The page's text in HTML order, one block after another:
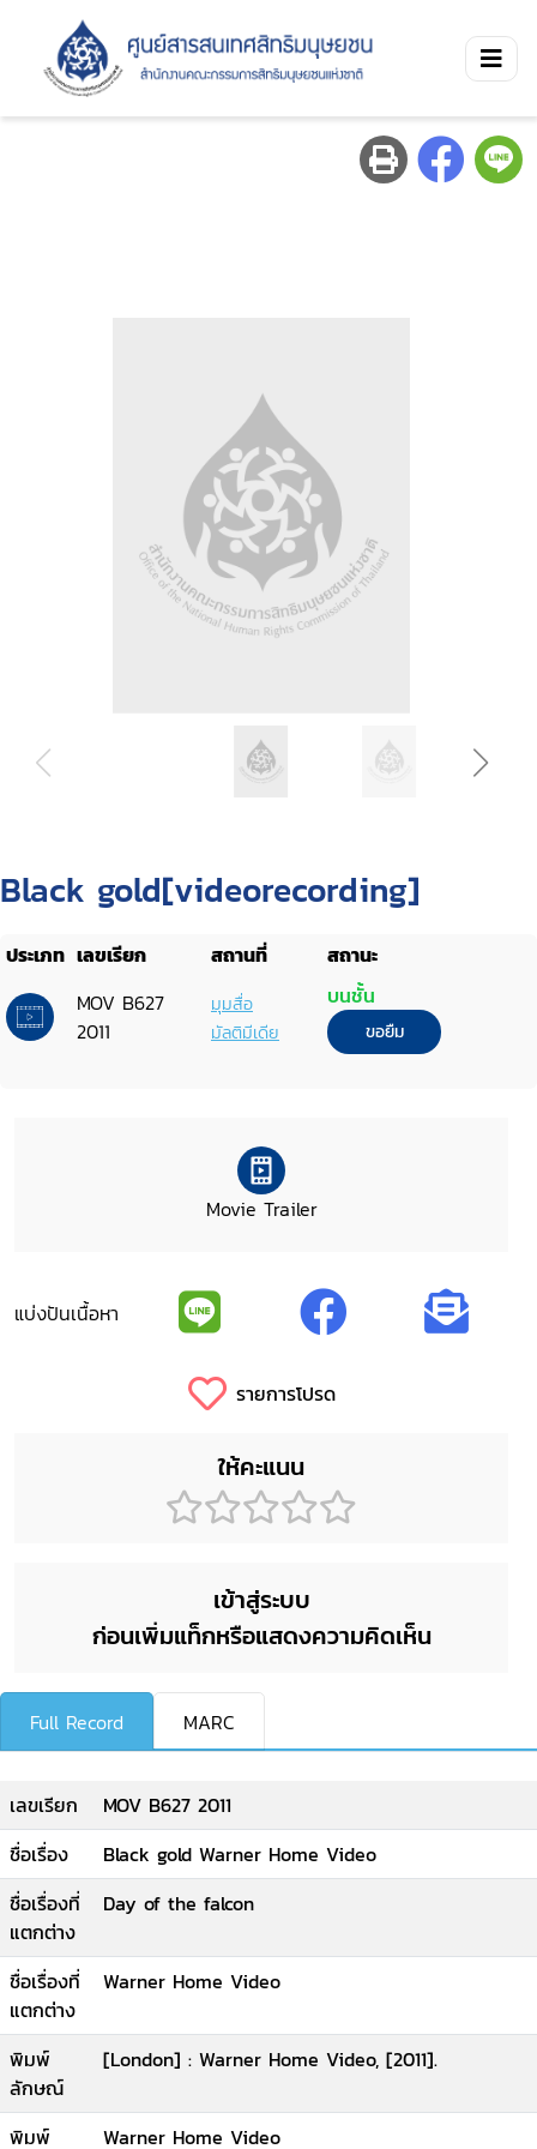
Black gold[videorecording]
ประเภท เลขเรียก สถานที่
สถานะ
MOV B627
2011
มุมสื่อ
มัลติมีเดีย
บนชั้น
ขอยืม
Movie Trailer
แบ่งปันเนื้อหา
รายการโปรด
ให้คะแนน
เข้าสู่ระบบ
ก่อนเพิ่มแท็กหรือแสดงความคิดเห็น
Full Record MARC
เลขเรียก
MOV B627 2011
ชื่อเรื่อง
Black gold Warner Home Video
ชื่อเรื่องที่
แตกต่าง
Day of the falcon
ชื่อเรื่องที่
แตกต่าง
Warner Home Video
พิมพ์
ลักษณ์
[London] : Warner Home Video, [2011].
พิมพ์ Warner Home Video